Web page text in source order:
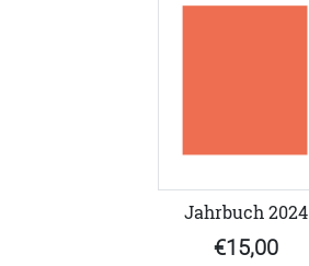
Jahrbuch 2024
€15,00